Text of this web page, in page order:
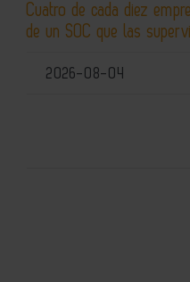
Cuatro de cada diez
de un SOC que las
2026-08-04